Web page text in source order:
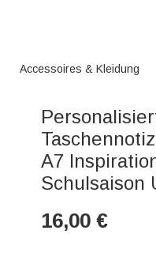
Accessoires & Kleidung
A7
Schulsaison
16,00 €